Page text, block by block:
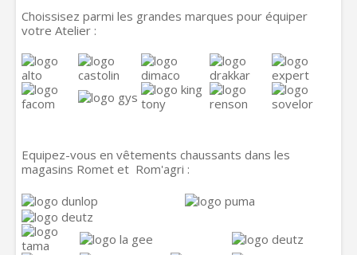
Choissisez parmi les grandes marques pour équiper
votre Atelier :
Equipez-vous en vêtements chaussants dans les
magasins Romet et Rom'agri :